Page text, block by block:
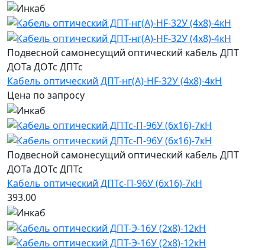
Подвесной самонесущий оптический кабель ДПТ
ДОТа ДОТс ДПТс
Кабель оптический ДПТ-нг(А)-HF-32У (4х8)-4кН
Цена по запросу
Подвесной самонесущий оптический кабель ДПТ
ДОТа ДОТс ДПТс
Кабель оптический ДПТс-П-96У (6х16)-7кН
393.00